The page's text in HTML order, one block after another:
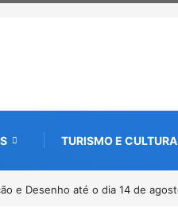
TURISMO E CULTURA